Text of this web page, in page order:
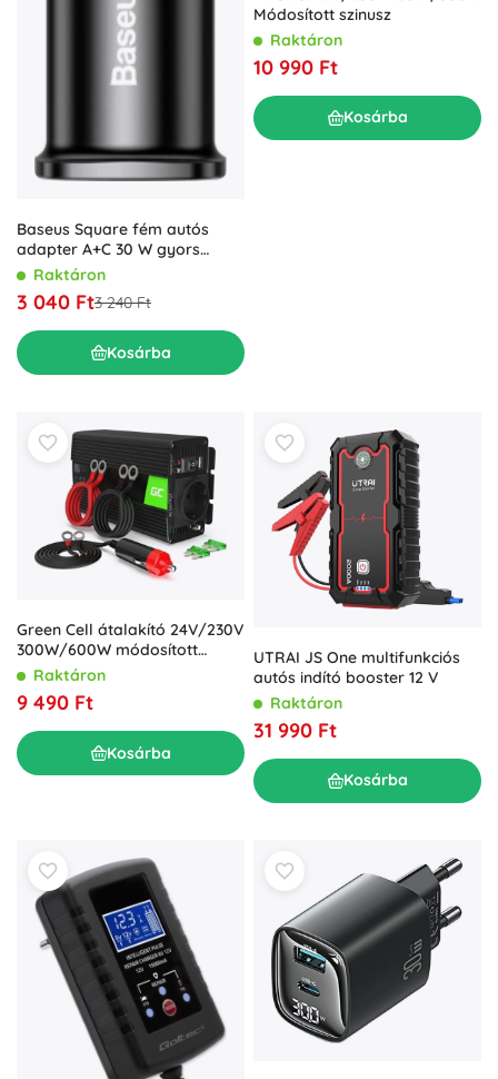
Baseus Square fém autós
adapter A+C 30 W gyors
töltéssel
Raktáron
3 040 Ft3 240 Ft
Kosárba
Módosított szinusz
Raktáron
10 990 Ft
Kosárba
Green Cell átalakító 24V/230V
300W/600W módosított
szinuszhullámmal
Raktáron
9 490 Ft
Kosárba
UTRAI JS One multifunkciós
autós indító booster 12 V
Raktáron
31 990 Ft
Kosárba